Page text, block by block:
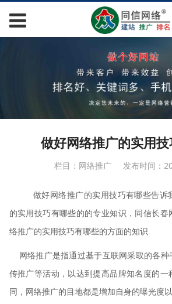
做好网络推广的实用
栏目：网络推广 发布时间：
做好网络推广的实用技巧有哪些告诉
的实用技巧有哪些的的专业知识，同信长春
络推广的实用技巧有哪些的方面的知识
网络推广是指通过基于互联网采取的各
传推广等活动，以达到提高品牌知名度的一
同，网络推广的目地都是增加自身的曝光度